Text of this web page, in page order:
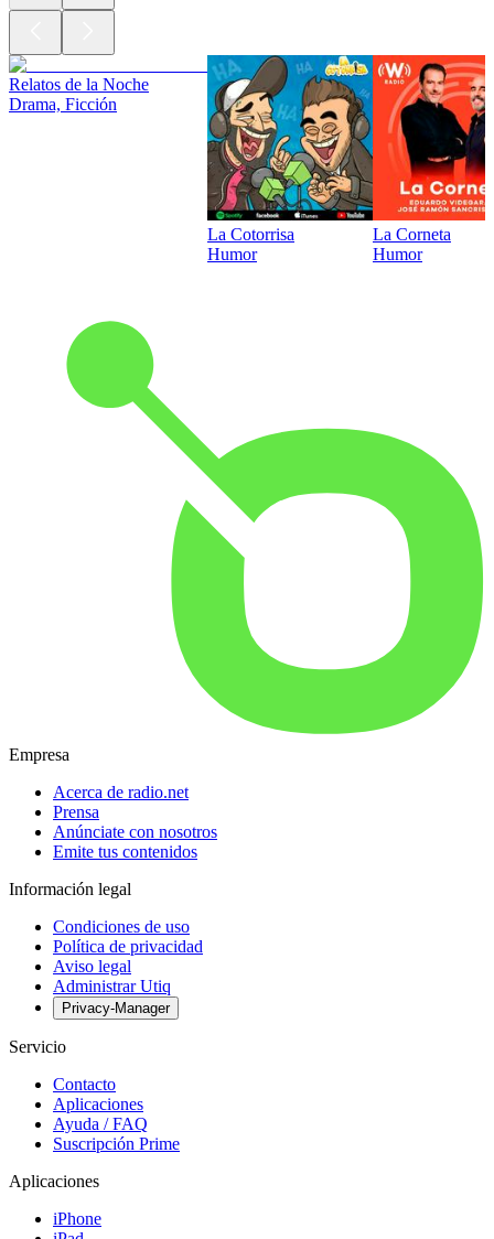
Relatos de la Noche
Drama, Ficción
La Cotorrisa
Humor
La Corneta
Humor
Empresa
Acerca de radio.net
Prensa
Anúnciate con nosotros
Emite tus contenidos
Información legal
Condiciones de uso
Política de privacidad
Aviso legal
Administrar Utiq
Privacy-Manager
Servicio
Contacto
Aplicaciones
Ayuda / FAQ
Suscripción Prime
Aplicaciones
iPhone